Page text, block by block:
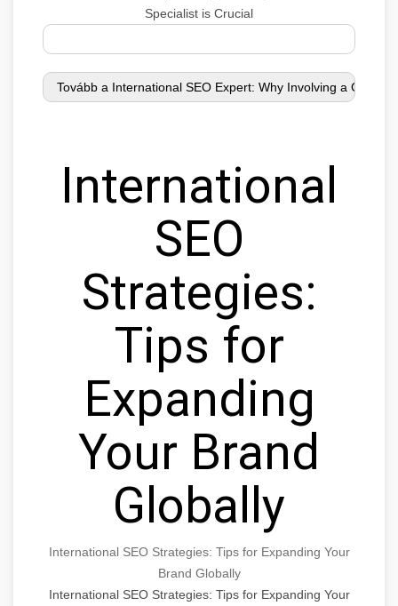
Specialist is Crucial
International
SEO
Strategies:
Tips for
Expanding
Your Brand
Globally
International SEO Strategies: Tips for Expanding Your
Brand Globally
International SEO Strategies: Tips for Expanding Your